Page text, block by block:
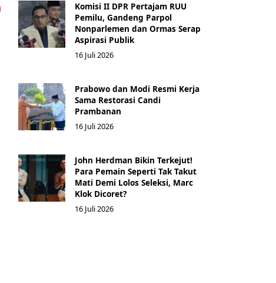
Komisi II DPR Pertajam RUU
Pemilu, Gandeng Parpol
Nonparlemen dan Ormas Serap
Aspirasi Publik
16 Juli 2026
Prabowo dan Modi Resmi Kerja
Sama Restorasi Candi
Prambanan
16 Juli 2026
John Herdman Bikin Terkejut!
Para Pemain Seperti Tak Takut
Mati Demi Lolos Seleksi, Marc
Klok Dicoret?
16 Juli 2026